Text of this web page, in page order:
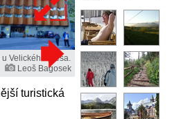
Velického plesa.
Leoš Bagosek
turistická